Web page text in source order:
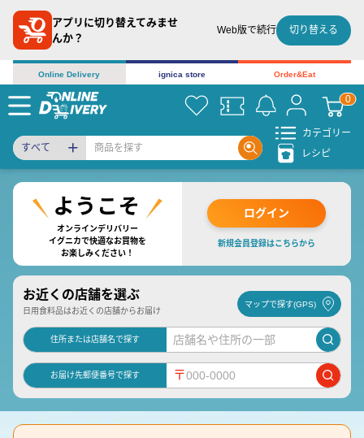
アプリに切り替えてみませ
んか？
Web版で続行 切り替える
Online Delivery ignica store Order&Eat
すべて
カテゴリー
レシピ
オンラインデリバリー
イグニカで快適なお買物を
お楽しみください！
ログイン
新規会員登録はこちらから
お近くの店舗を選ぶ
日用食料品はお近くの店舗からお届け
マップで探す(GPS)
住所または店舗名で探す
お届け先郵便番号で探す 〒